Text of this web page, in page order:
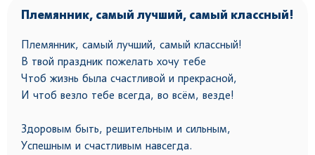
Племянник, самый лучший, самый классный!
Племянник, самый лучший, самый классный!
В твой праздник пожелать хочу тебе
Чтоб жизнь была счастливой и прекрасной,
И чтоб везло тебе всегда, во всём, везде!
Здоровым быть, решительным и сильным,
Успешным и счастливым навсегда.